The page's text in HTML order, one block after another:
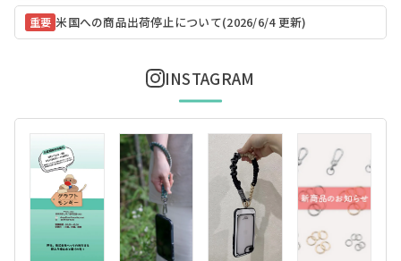
重要 米国への商品出荷停止について(2026/6/4 更新)
INSTAGRAM